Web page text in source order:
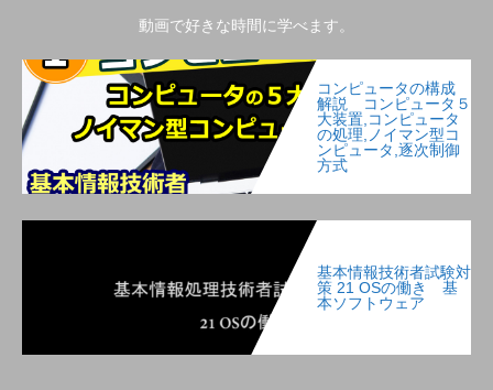
動画で好きな時間に学べます。
コンピュータの構成
解説 コンピュータ５
大装置,コンピュータ
の処理,ノイマン型コ
ンピュータ,逐次制御
方式
基本情報技術者試験対
策 21 OSの働き 基
本ソフトウェア